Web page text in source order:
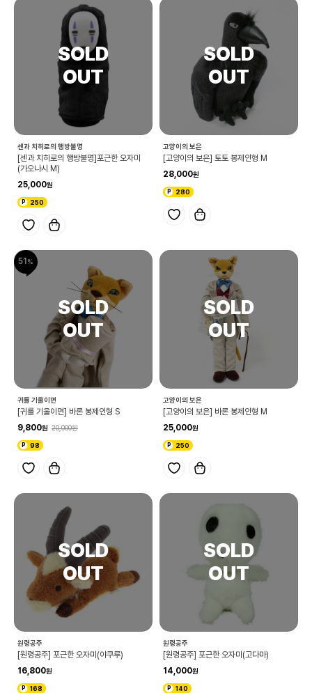
센과 치히로의 행방불명
[센과 치히로의 행방불명]포근한 오자미
(가오나시 M)
25,000
250
고양이의 보은
[고양이의 보은] 토토 봉제인형 M
28,000
280
51
귀를 기울이면
[귀를 기울이면] 바론 봉제인형 S
9,800
20,000
98
고양이의 보은
[고양이의 보은] 바론 봉제인형 M
25,000
250
원령공주
[원령공주] 포근한 오자미(야쿠루)
16,800
168
원령공주
[원령공주] 포근한 오자미(고다마)
14,000
140